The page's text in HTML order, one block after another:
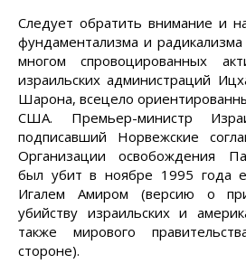
Следует обратить внимание и
фундаментализма и
многом спровоцированных
израильских администраций
Шарона, всецело
США. Премьер-министр
подписавший Норвежские
Организации освобождения
был убит в ноябре 1995 года
Игалем Амиром (версию о
убийству израильских и
также мирового
стороне).